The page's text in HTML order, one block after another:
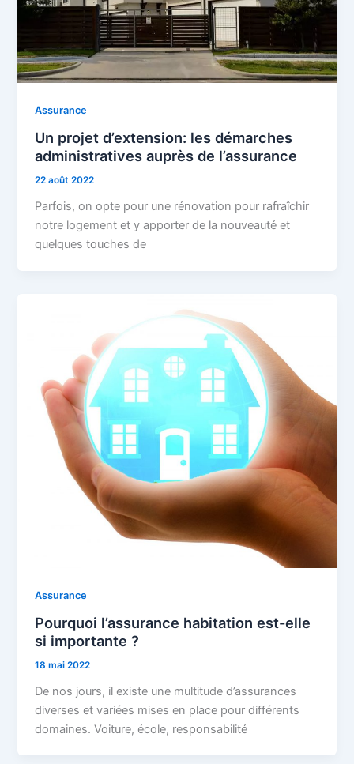
Assurance
Un projet d’extension: les démarches
administratives auprès de l’assurance
22 août 2022
Parfois, on opte pour une rénovation pour rafraîchir
notre logement et y apporter de la nouveauté et
quelques touches de
Assurance
Pourquoi l’assurance habitation est-elle
si importante ?
18 mai 2022
De nos jours, il existe une multitude d’assurances
diverses et variées mises en place pour différents
domaines. Voiture, école, responsabilité